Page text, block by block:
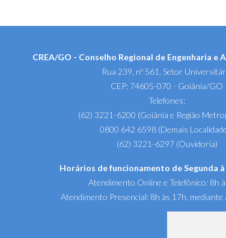
CREA/GO - Conselho Regional de Engenharia e
Rua 239, nº 561, Setor
CEP: 74605-070 - Goiânia/GO
Telefones:
(62) 3221-6200 (Goiânia e Região
0800 642 6598 (Demais
(62) 3221-6297 (Ouvidoria)
Horários de funcionamento de Segunda
Atendimento Online e Telefônico: 8h
Atendimento Presencial: 8h às 17h, mediante